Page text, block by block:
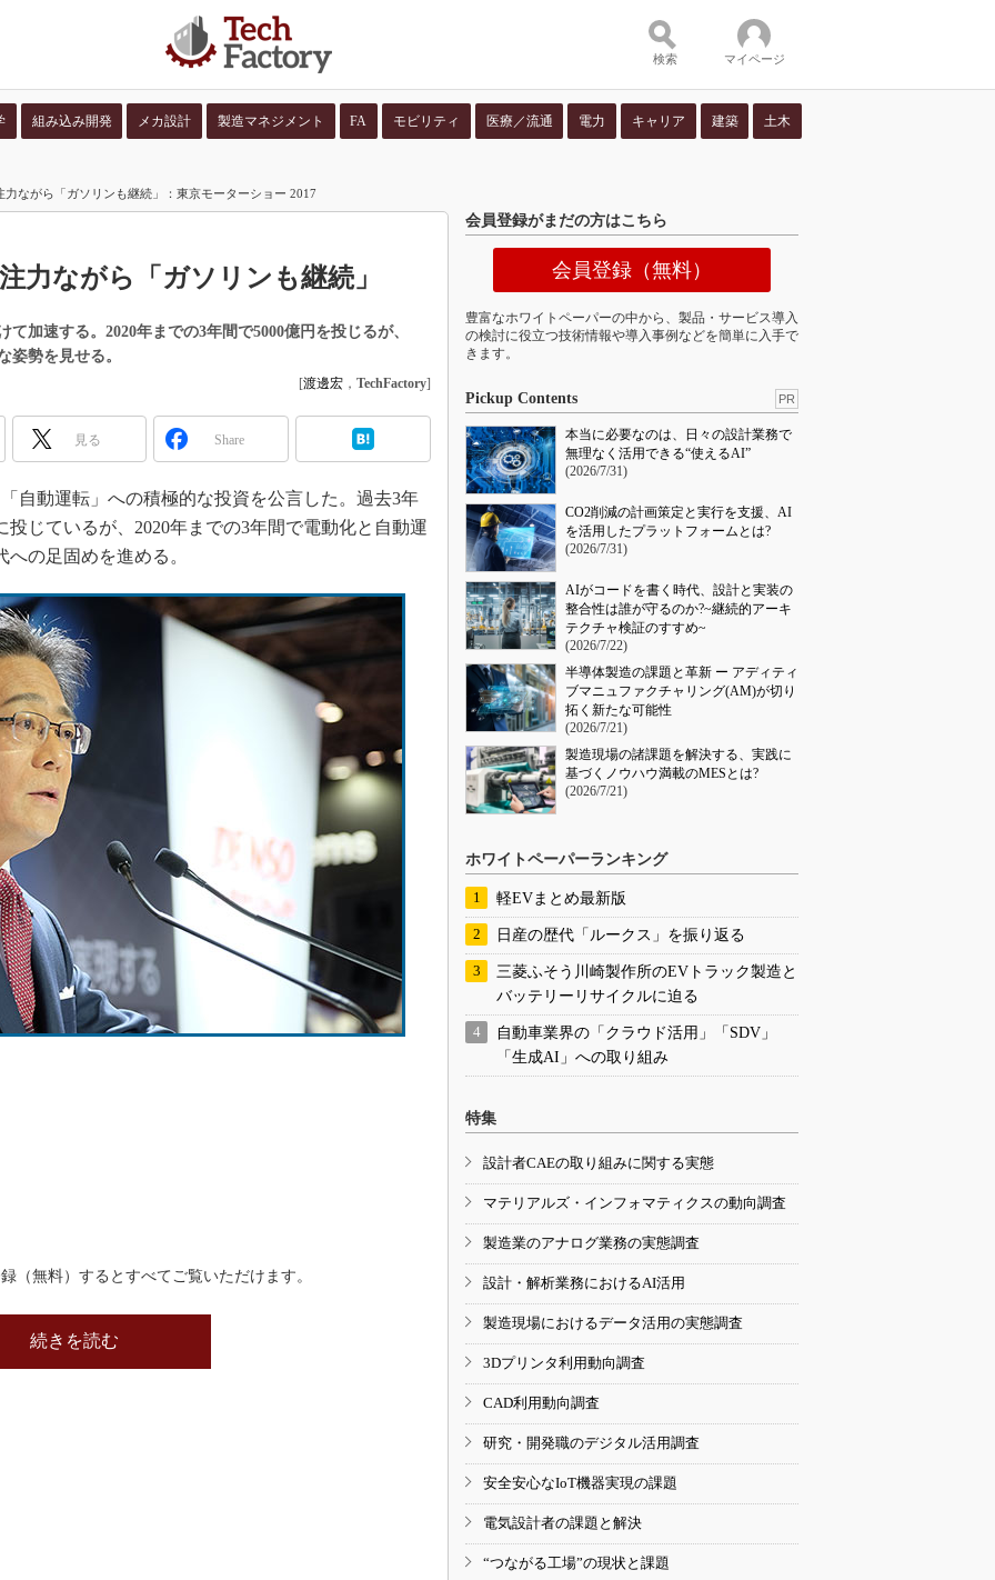
検索 マイページ
組み込み開発 メカ設計 製造マネジメント FA モビリティ 医療／流通 電力 キャリア 建築 土木
力ながら「ガソリンも継続」：東京モーターショー 2017
力ながら「ガソリンも継続」
加速する。2020年までの3年間で5000億円を投じるが、
姿勢を見せる。
[渡邊宏 ， TechFactory]
見る Share
動運転」への積極的な投資を公言した。過去3年
じているが、2020年までの3年間で電動化と自動運
の足固めを進める。
（無料）するとすべてご覧いただけます。
続きを読む
会員登録がまだの方はこちら
会員登録（無料）
豊富なホワイトペーパーの中から、製品・サービス導入
の検討に役立つ技術情報や導入事例などを簡単に入手で
きます。
Pickup Contents PR
本当に必要なのは、日々の設計業務で
無理なく活用できる“使えるAI”
(2026/7/31)
CO2削減の計画策定と実行を支援、AI
を活用したプラットフォームとは?
(2026/7/31)
AIがコードを書く時代、設計と実装の
整合性は誰が守るのか?~継続的アーキ
テクチャ検証のすすめ~
(2026/7/22)
半導体製造の課題と革新 ー アディティ
ブマニュファクチャリング(AM)が切り
拓く新たな可能性
(2026/7/21)
製造現場の諸課題を解決する、実践に
基づくノウハウ満載のMESとは?
(2026/7/21)
ホワイトペーパーランキング
軽EVまとめ最新版
日産の歴代「ルークス」を振り返る
三菱ふそう川崎製作所のEVトラック製造と
バッテリーリサイクルに迫る
自動車業界の「クラウド活用」「SDV」
「生成AI」への取り組み
特集
設計者CAEの取り組みに関する実態
マテリアルズ・インフォマティクスの動向調査
製造業のアナログ業務の実態調査
設計・解析業務におけるAI活用
製造現場におけるデータ活用の実態調査
3Dプリンタ利用動向調査
CAD利用動向調査
研究・開発職のデジタル活用調査
安全安心なIoT機器実現の課題
電気設計者の課題と解決
“つながる工場”の現状と課題